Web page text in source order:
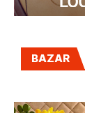
BAZAR